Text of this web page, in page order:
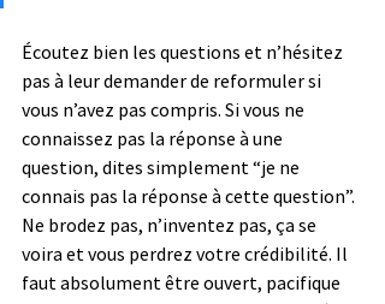
Écoutez bien les questions et n’hésitez
pas à leur demander de reformuler si
vous n’avez pas compris. Si vous ne
connaissez pas la réponse à une
question, dites simplement “je ne
connais pas la réponse à cette question”.
Ne brodez pas, n’inventez pas, ça se
voira et vous perdrez votre crédibilité. Il
faut absolument être ouvert, pacifique